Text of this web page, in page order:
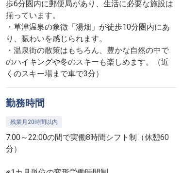
歩6分圏内に郵便局があり、生活に必要な施設は
揃っています。
・草津温泉の象徴「湯畑」が徒歩10分圏内にあ
り、賑わいを感じられます。
・温泉街の散策はもちろん、豊かな自然の中で
のハイキングや冬のスキーも楽しめます。（近
くのスキー場まで車で3分）
勤務時間
残業月20時間以内
7:00～22:00の間で実働8時間シフト制（休憩60
分）